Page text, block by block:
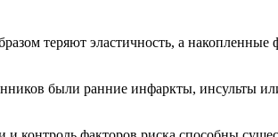
теряют эластичность, а
были ранние инфаркты, инсульты